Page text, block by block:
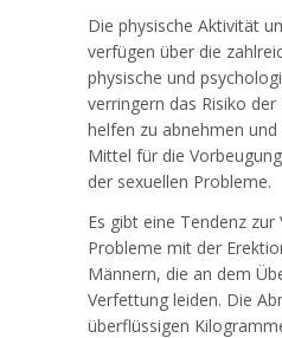
Die physische Aktivität
verfügen über die
physische und
verringern das Risiko
helfen zu abnehmen
Mittel für die
der sexuellen Probleme.
Es gibt eine Tendenz
Probleme mit der
Männern, die an dem
Verfettung leiden. Die
überflüssigen